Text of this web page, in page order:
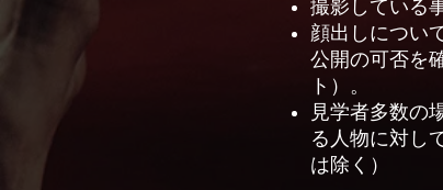
撮影している
顔出しについ
公開の可否を
ト）。
見学者多数の
る人物に対し
は除く）